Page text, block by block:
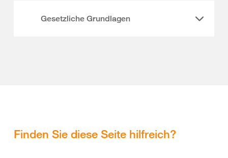
Gesetzliche Grundlagen
Finden Sie diese Seite hilfreich?